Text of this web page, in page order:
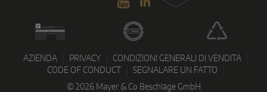
AZIENDA PRIVACY
CONDIZIONI GENERALI DI VENDITA
CODE OF CONDUCT
SEGNALARE UN FATTO
© 2026 Mayer & Co Beschläge GmbH